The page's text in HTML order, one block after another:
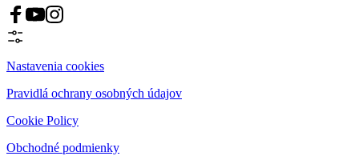
Nastavenia cookies
Pravidlá ochrany osobných údajov
Cookie Policy
Obchodné podmienky